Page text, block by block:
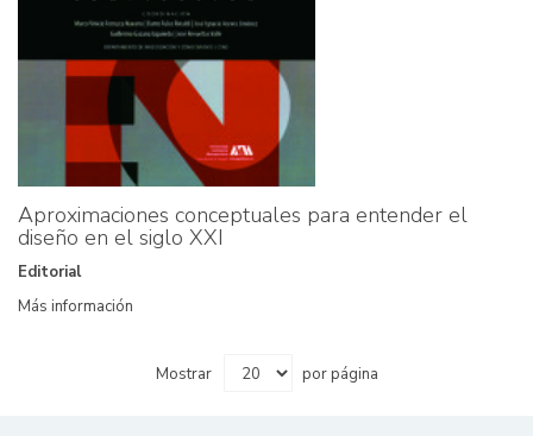
Aproximaciones conceptuales para entender el
diseño en el siglo XXI
Editorial
Más información
Mostrar por página